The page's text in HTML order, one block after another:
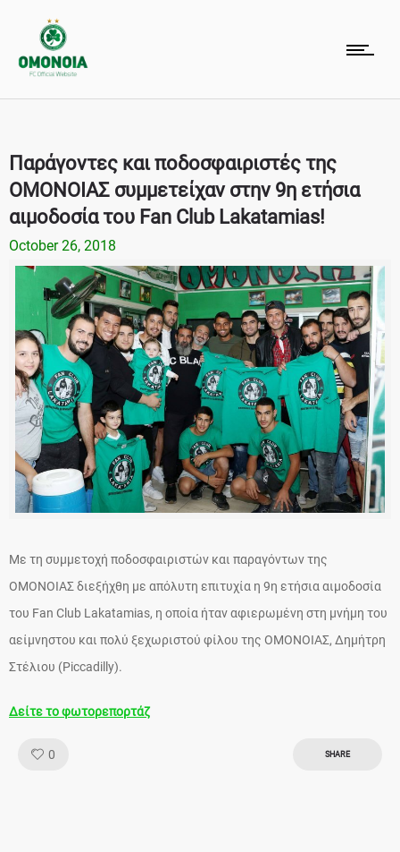
Παράγοντες και ποδοσφαιριστές της
ΟΜΟΝΟΙΑΣ συμμετείχαν στην 9η ετήσια
αιμοδοσία του Fan Club Lakatamias!
October 26, 2018
Με τη συμμετοχή ποδοσφαιριστών και παραγόντων της
ΟΜΟΝΟΙΑΣ διεξήχθη με απόλυτη επιτυχία η 9η ετήσια αιμοδοσία
του Fan Club Lakatamias, η οποία ήταν αφιερωμένη στη μνήμη του
αείμνηστου και πολύ ξεχωριστού φίλου της ΟΜΟΝΟΙΑΣ, Δημήτρη
Στέλιου (Piccadilly).
Δείτε το φωτορεπορτάζ
0 SHARE